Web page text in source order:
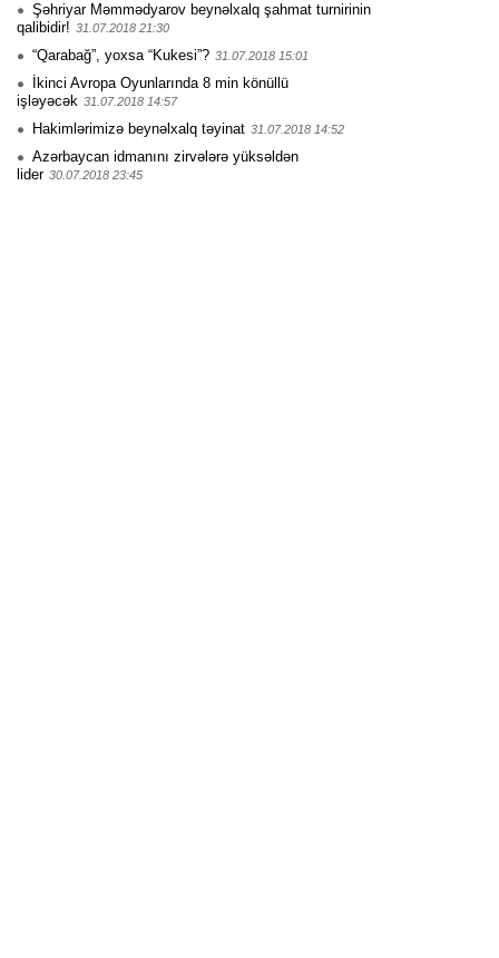
Şəhriyar Məmmədyarov beynəlxalq şahmat turnirinin
qalibidir! 31.07.2018 21:30
“Qarabağ”, yoxsa “Kukesi”? 31.07.2018 15:01
İkinci Avropa Oyunlarında 8 min könüllü
işləyəcək 31.07.2018 14:57
Hakimlərimizə beynəlxalq təyinat 31.07.2018 14:52
Azərbaycan idmanını zirvələrə yüksəldən
lider 30.07.2018 23:45